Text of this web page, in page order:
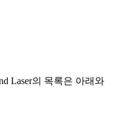
Laser의 목록은 아래와